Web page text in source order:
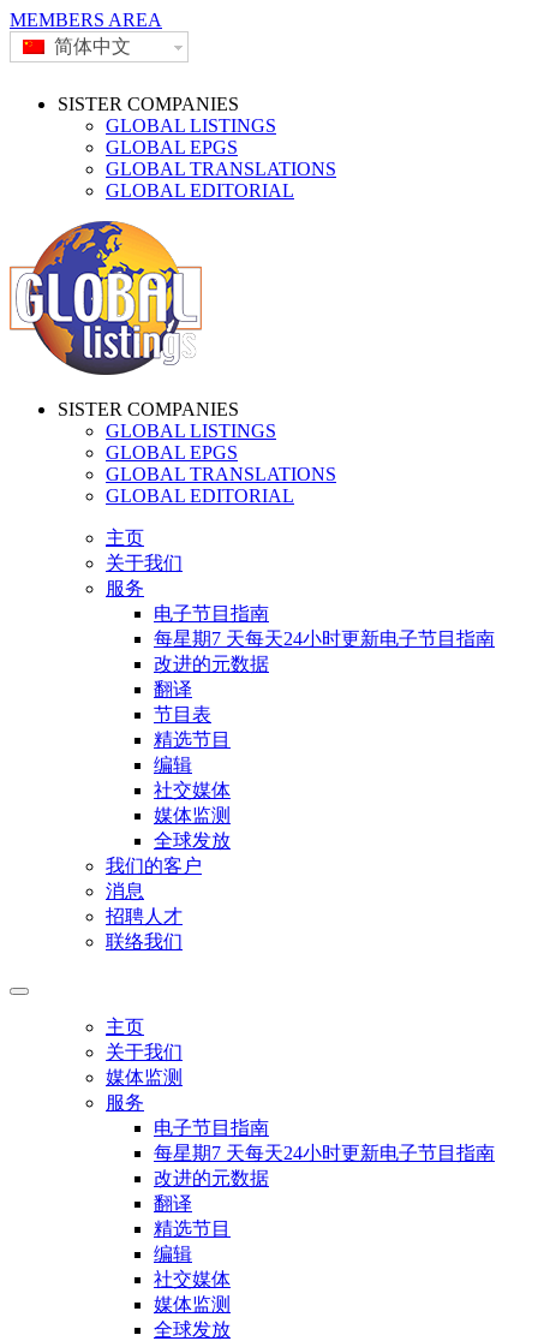
MEMBERS AREA
简体中文
SISTER COMPANIES
GLOBAL LISTINGS
GLOBAL EPGS
GLOBAL TRANSLATIONS
GLOBAL EDITORIAL
SISTER COMPANIES
GLOBAL LISTINGS
GLOBAL EPGS
GLOBAL TRANSLATIONS
GLOBAL EDITORIAL
主页
关于我们
服务
电子节目指南
每星期7 天每天24小时更新电子节目指南
改进的元数据
翻译
节目表
精选节目
编辑
社交媒体
媒体监测
全球发放
我们的客户
消息
招聘人才
联络我们
主页
关于我们
媒体监测
服务
电子节目指南
每星期7 天每天24小时更新电子节目指南
改进的元数据
翻译
精选节目
编辑
社交媒体
媒体监测
全球发放